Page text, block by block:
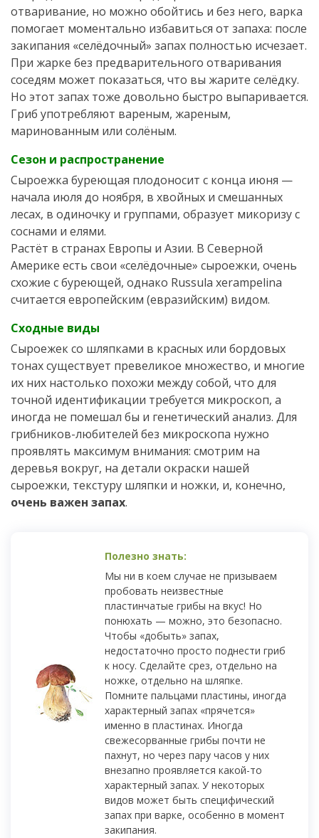
отваривание, но можно обойтись и без него, варка
помогает моментально избавиться от запаха: после
закипания «селёдочный» запах полностью исчезает.
При жарке без предварительного отваривания
соседям может показаться, что вы жарите селёдку.
Но этот запах тоже довольно быстро выпаривается.
Гриб употребляют вареным, жареным,
маринованным или солёным.
Сезон и распространение
Сыроежка буреющая плодоносит с конца июня —
начала июля до ноября, в хвойных и смешанных
лесах, в одиночку и группами, образует микоризу с
соснами и елями.
Растёт в странах Европы и Азии. В Северной
Америке есть свои «селёдочные» сыроежки, очень
схожие с буреющей, однако Russula xerampelina
считается европейским (евразийским) видом.
Сходные виды
Сыроежек со шляпками в красных или бордовых
тонах существует превеликое множество, и многие
их них настолько похожи между собой, что для
точной идентификации требуется микроскоп, а
иногда не помешал бы и генетический анализ. Для
грибников-любителей без микроскопа нужно
проявлять максимум внимания: смотрим на
деревья вокруг, на детали окраски нашей
сыроежки, текстуру шляпки и ножки, и, конечно,
очень важен запах.
Мы ни в коем случае не призываем
пробовать неизвестные
пластинчатые грибы на вкус! Но
понюхать — можно, это безопасно.
Чтобы «добыть» запах,
недостаточно просто поднести гриб
к носу. Сделайте срез, отдельно на
ножке, отдельно на шляпке.
Помните пальцами пластины, иногда
характерный запах «прячется»
именно в пластинах. Иногда
свежесорванные грибы почти не
пахнут, но через пару часов у них
внезапно проявляется какой-то
характерный запах. У некоторых
видов может быть специфический
запах при варке, особенно в момент
закипания.